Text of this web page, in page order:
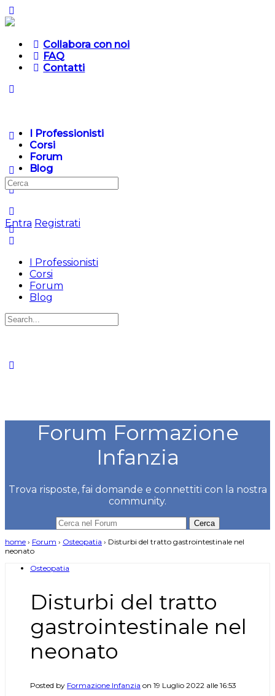
Collabora con noi
FAQ
Contatti
I Professionisti
Corsi
Forum
Blog
Entra Registrati
Cerca
per:
I Professionisti
Corsi
Forum
Blog
Cerca
per:
Forum Formazione
Infanzia
Trova risposte, fai domande e connettiti con la nostra
community.
home › Forum › Osteopatia › Disturbi del tratto gastrointestinale nel
neonato
Osteopatia
Disturbi del tratto
gastrointestinale nel
neonato
Posted by Formazione Infanzia on 19 Luglio 2022 alle 16:53